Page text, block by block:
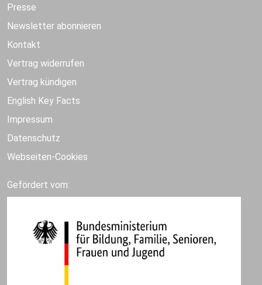
Presse
Newsletter abonnieren
Kontakt
Vertrag widerrufen
Vertrag kündigen
English Key Facts
Impressum
Datenschutz
Webseiten-Cookies
Gefördert vom: